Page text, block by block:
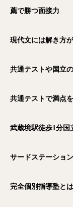
薦で勝つ面接力
現代文には解き方
共通テストや国立
共通テストで満点
武蔵境駅徒歩1分国
サードステーショ
完全個別指導塾と